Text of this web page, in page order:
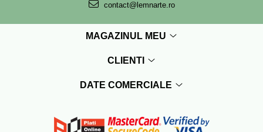
contact@lemnarte.ro
MAGAZINUL MEU
CLIENTI
DATE COMERCIALE